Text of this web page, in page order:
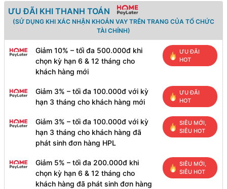
ƯU ĐÃI KHI THANH TOÁN
(SỬ DỤNG KHI XÁC NHẬN KHOẢN VAY TRÊN TRANG CỦA TỔ CHỨC
TÀI CHÍNH)
Giảm 10% – tối đa 500.000đ khi
chọn kỳ hạn 6 & 12 tháng cho
khách hàng mới
ƯU ĐÃI
HOT
Giảm 3% – tối đa 100.000đ với kỳ
hạn 3 tháng cho khách hàng mới
ƯU ĐÃI
HOT
Giảm 3% – tối đa 100.000đ với kỳ
hạn 3 tháng cho khách hàng đã
phát sinh đơn hàng HPL
SIÊU MỚI,
SIÊU HOT
Giảm 5% – tối đa 200.000đ khi
chọn kỳ hạn 6 & 12 tháng cho
khách hàng đã phát sinh đơn hàng
SIÊU MỚI,
SIÊU HOT